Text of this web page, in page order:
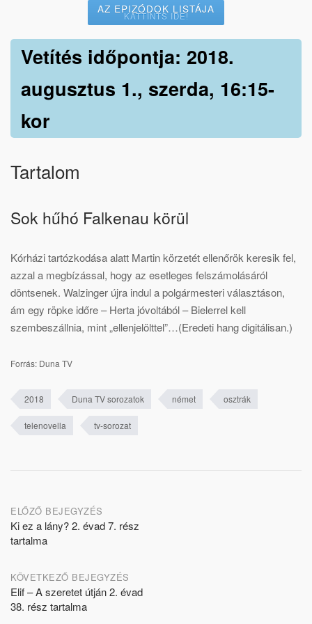
AZ EPIZÓDOK LISTÁJA
KATTINTS IDE!
Vetítés időpontja: 2018.
augusztus 1., szerda, 16:15-
kor
Tartalom
Sok hűhó Falkenau körül
Kórházi tartózkodása alatt Martin körzetét ellenőrök keresik fel,
azzal a megbízással, hogy az esetleges felszámolásáról
döntsenek. Walzinger újra indul a polgármesteri választáson,
ám egy röpke időre – Herta jóvoltából – Bielerrel kell
szembeszállnia, mint „ellenjelölttel”…(Eredeti hang digitálisan.)
Forrás: Duna TV
2018 Duna TV sorozatok német osztrák
telenovella tv-sorozat
Post
navigation
ELŐZŐ BEJEGYZÉS
Ki ez a lány? 2. évad 7. rész
tartalma
KÖVETKEZŐ BEJEGYZÉS
Elif – A szeretet útján 2. évad
38. rész tartalma